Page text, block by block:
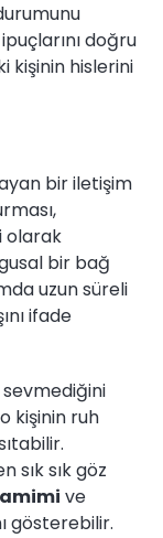
doğru
kişinin hislerini
bir iletişim
olarak
bir bağ
uzun süreli
ifade
sevmediğini
kişinin ruh
sık sık göz
ve
gösterebilir.